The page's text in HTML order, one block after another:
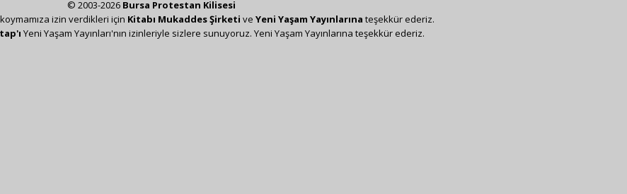
© 2003-2026 Bursa Protestan Kilisesi
izin verdikleri için Kitabı Mukaddes Şirketi ve Yeni Yaşam Yayınlarına teşekkür ederiz.
Yeni Yaşam Yayınları'nın izinleriyle sizlere sunuyoruz. Yeni Yaşam Yayınlarına teşekkür ederiz.